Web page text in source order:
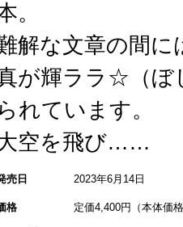
。
解な文章の間に
が輝ララ☆（ぼ
られています。
空を飛び……
売日 2023年6月14日
格 定価4,400円（本体価